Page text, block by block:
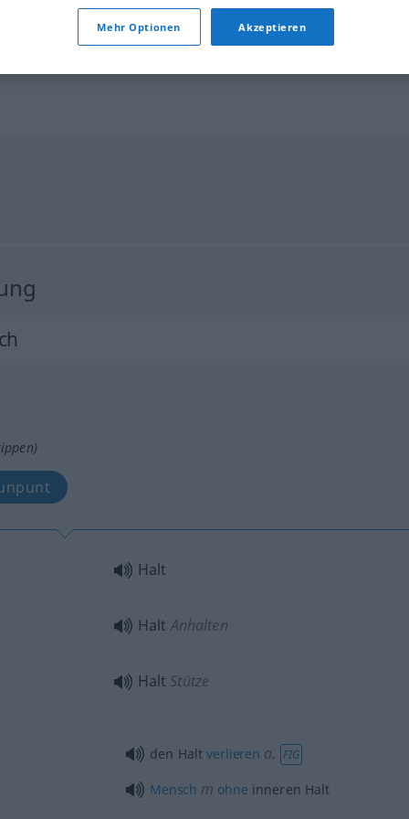
halt dieKlappe!
steunpunt
Halt
Halt Anhalten
Halt Stütze
den Haltverlieren a. FIG
Mensch m ohne inneren Halt
Mehr Optionen Akzeptieren